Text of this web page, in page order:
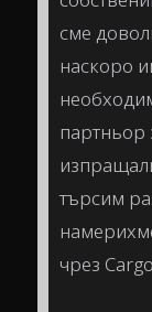
сме
наскоро
партньор
търсим
чрез